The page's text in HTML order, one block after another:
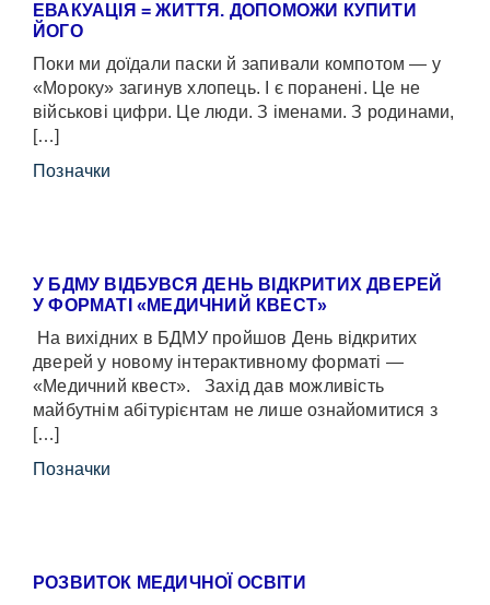
ЕВАКУАЦІЯ = ЖИТТЯ. ДОПОМОЖИ КУПИТИ
ЙОГО
Поки ми доїдали паски й запивали компотом — у
«Мороку» загинув хлопець. І є поранені. Це не
військові цифри. Це люди. З іменами. З родинами,
[…]
Позначки
У БДМУ ВІДБУВСЯ ДЕНЬ ВІДКРИТИХ ДВЕРЕЙ
У ФОРМАТІ «МЕДИЧНИЙ КВЕСТ»
На вихідних в БДМУ пройшов День відкритих
дверей у новому інтерактивному форматі —
«Медичний квест». Захід дав можливість
майбутнім абітурієнтам не лише ознайомитися з
[…]
Позначки
РОЗВИТОК МЕДИЧНОЇ ОСВІТИ